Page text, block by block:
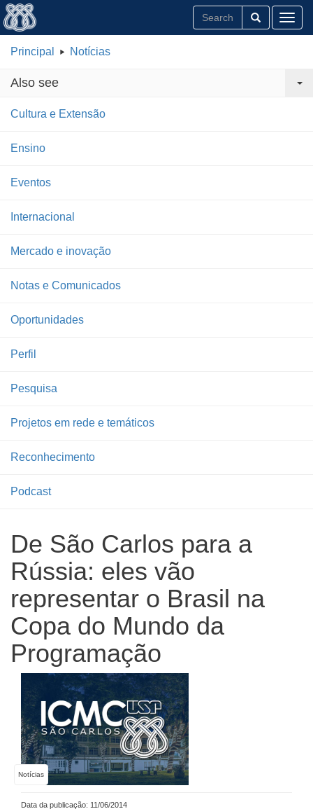
Principal Notícias
Also see
Cultura e Extensão
Ensino
Eventos
Internacional
Mercado e inovação
Notas e Comunicados
Oportunidades
Perfil
Pesquisa
Projetos em rede e temáticos
Reconhecimento
Podcast
De São Carlos para a
Rússia: eles vão
representar o Brasil na
Copa do Mundo da
Programação
Notícias
Data da publicação: 11/06/2014